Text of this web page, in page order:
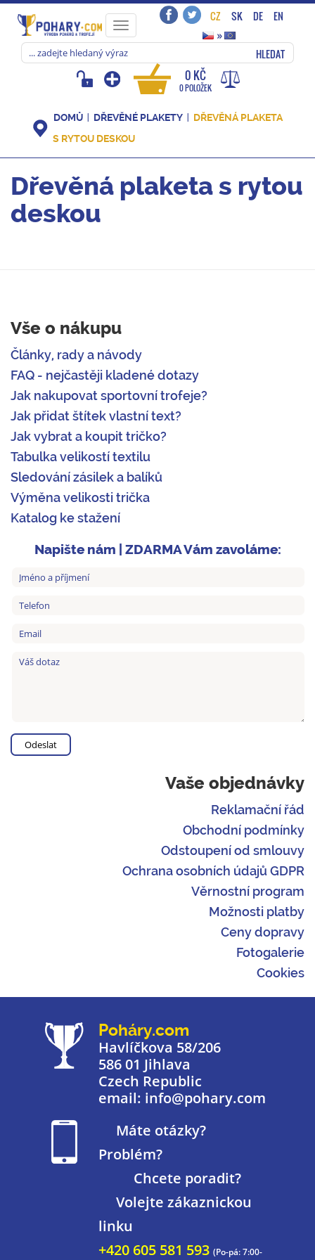
Toggle
navigation
CZ SK DE
EN
»
HLEDAT
0 KČ
0 POLOŽEK
DOMŮ DŘEVĚNÉ PLAKETY
DŘEVĚNÁ PLAKETA
S RYTOU DESKOU
Dřevěná plaketa s rytou
deskou
Vše o nákupu
Články, rady a návody
FAQ - nejčastěji kladené dotazy
Jak nakupovat sportovní trofeje?
Jak přidat štítek vlastní text?
Jak vybrat a koupit tričko?
Tabulka velikostí textilu
Sledování zásilek a balíků
Výměna velikosti trička
Katalog ke stažení
Napište nám | ZDARMA Vám zavoláme:
Vaše objednávky
Reklamační řád
Obchodní podmínky
Odstoupení od smlouvy
Ochrana osobních údajů GDPR
Věrnostní program
Možnosti platby
Ceny dopravy
Fotogalerie
Cookies
Poháry.com
Havlíčkova 58/206
586 01 Jihlava
Czech Republic
email: info@pohary.com
Máte otázky?
Problém?
Chcete poradit?
Volejte zákaznickou
linku
+420 605 581 593 (Po-pá: 7:00-